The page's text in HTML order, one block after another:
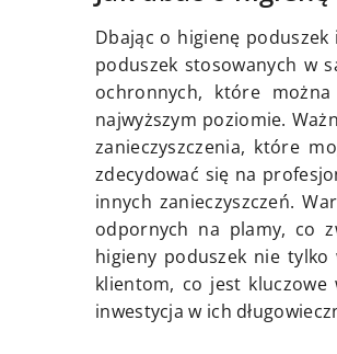
Dbając o higienę
poduszek stosowanych w
ochronnych, które
najwyższym poziomie.
zanieczyszczenia, które
zdecydować się na
innych zanieczyszczeń.
odpornych na plamy, co
higieny poduszek nie
klientom, co jest kluczowe
inwestycja w ich